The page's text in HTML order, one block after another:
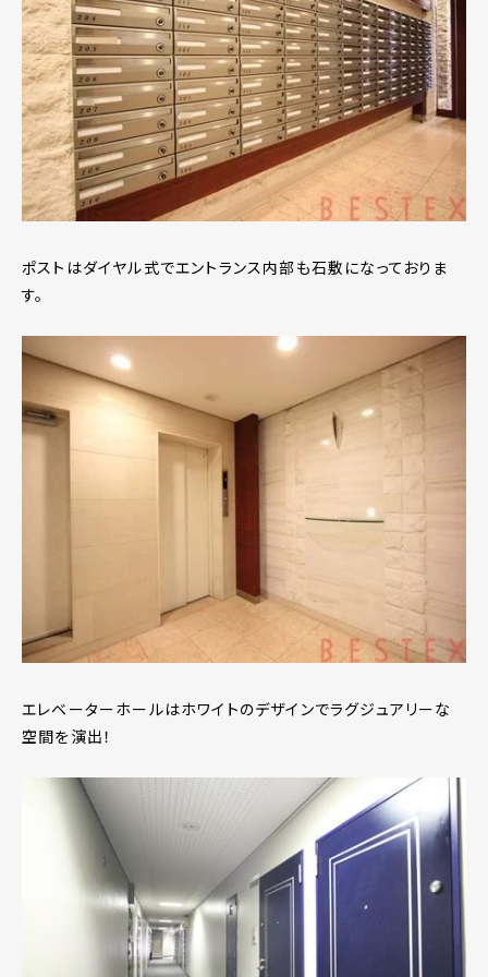
ポストはダイヤル式でエントランス内部も石敷になっておりま
す。
エレベーターホールはホワイトのデザインでラグジュアリーな
空間を演出！